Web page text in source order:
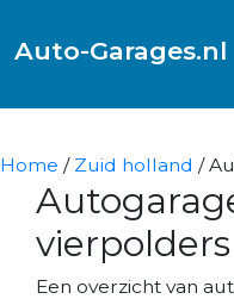
Auto-Garages.nl
Home / Zuid holland /
vierpolders
Een overzicht van